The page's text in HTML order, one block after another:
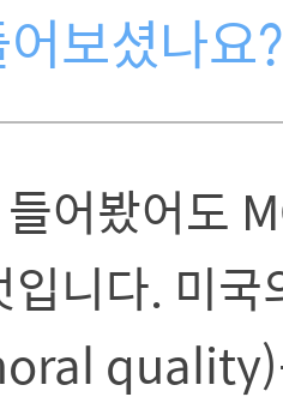
보셨나요?
어봤어도
입니다. 미
quality)